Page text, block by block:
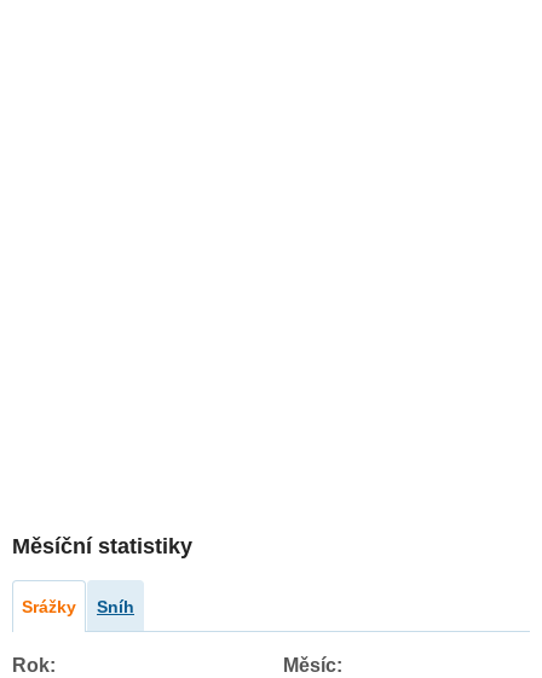
Měsíční statistiky
Srážky Sníh
Rok: Měsíc: